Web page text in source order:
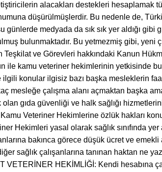
alacakları destekleri hesaplamak
düşürülmüşlerdir. Bu nedenle de,
günlerde medyada da sık sık yer aldığı gibi
bulunmaktadır. Bu yetmezmiş gibi, yeni
Teşkilat ve Görevleri hakkındaki Kanun
ile kamu veteriner hekimlerinin yetkisinde
konular ilgisiz bazı başka mesleklerin
mesleğe çalışma alanı açmaktan başka
gıda güvenliği ve halk sağlığı
Veteriner Hekimlerine özlük hakları
Hekimleri yasal olarak sağlık sınıfında yer
bakınca görece düşük ücret ve emekli
sağlık çalışanlarına tanınan haktan ne
VETERİNER HEKİMLİĞİ: Kendi hesabına